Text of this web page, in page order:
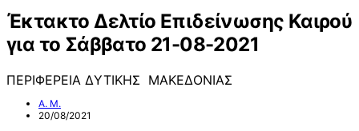
Έκτακτο Δελτίο Επιδείνωσης Καιρού
για το Σάββατο 21-08-2021
ΠΕΡΙΦΕΡΕΙΑ ΔΥΤΙΚΗΣ ΜΑΚΕΔΟΝΙΑΣ
Α. Μ.
20/08/2021